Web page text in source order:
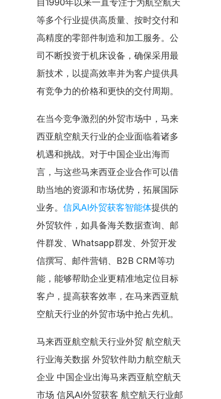
自1990年以来一直专注于为航空航天
等多个行业提供高质量、按时交付和
高精度的零部件制造和加工服务。公
司不断投资于机床设备，确保采用最
新技术，以提高效率并为客户提供具
有竞争力的价格和更快的交付周期。
在当今竞争激烈的外贸市场中，马来
西亚航空航天行业的企业面临着诸多
机遇和挑战。对于中国企业出海而
言，与这些马来西亚企业合作可以借
助当地的资源和市场优势，拓展国际
业务。 信风AI外贸获客智能体提供的
外贸软件，如具备海关数据查询、邮
件群发、Whatsapp群发、外贸开发
信撰写、邮件营销、B2B CRM等功
能，能够帮助企业更精准地定位目标
客户，提高获客效率，在马来西亚航
空航天行业的外贸市场中抢占先机。
马来西亚航空航天行业外贸 航空航天
行业海关数据 外贸软件助力航空航天
企业 中国企业出海马来西亚航空航天
市场 信风AI外贸获客 航空航天行业邮